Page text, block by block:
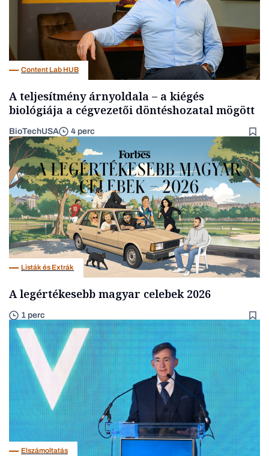
Content Lab HUB
A teljesítmény árnyoldala – a kiégés
biológiája a cégvezetői döntéshozatal mögött
BioTechUSA 4 perc
Listák és Extrák
A legértékesebb magyar celebek 2026
1 perc
Elszámoltatás